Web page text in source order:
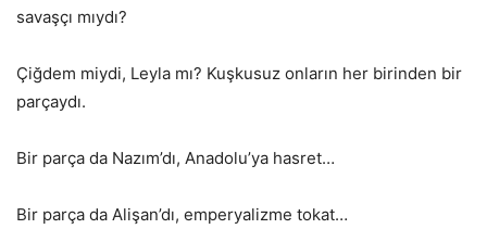
savaşçı mıydı?
Çiğdem miydi, Leyla mı? Kuşkusuz onların her birinden bir
parçaydı.
Bir parça da Nazım’dı, Anadolu’ya hasret…
Bir parça da Alişan’dı, emperyalizme tokat…